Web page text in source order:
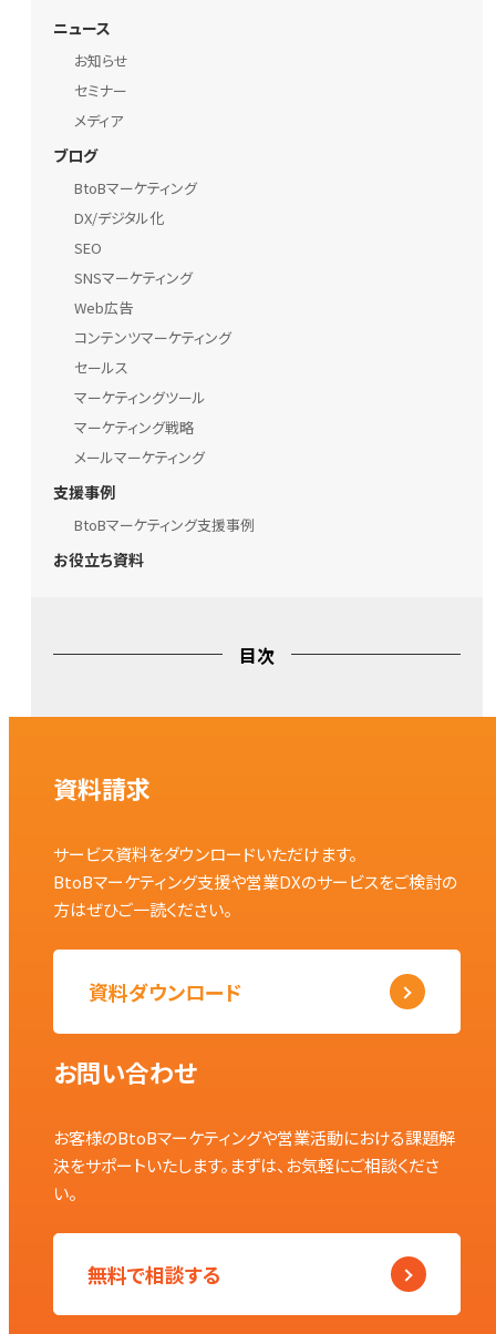
ニュース
お知らせ
セミナー
メディア
ブログ
BtoBマーケティング
DX/デジタル化
SEO
SNSマーケティング
Web広告
コンテンツマーケティング
セールス
マーケティングツール
マーケティング戦略
メールマーケティング
支援事例
BtoBマーケティング支援事例
お役立ち資料
目次
資料請求
サービス資料をダウンロードいただけます。
BtoBマーケティング支援や営業DXのサービスをご検討の
方はぜひご一読ください。
資料ダウンロード
お問い合わせ
お客様のBtoBマーケティングや営業活動における課題解
決をサポートいたします。まずは、お気軽にご相談くださ
い。
無料で相談する